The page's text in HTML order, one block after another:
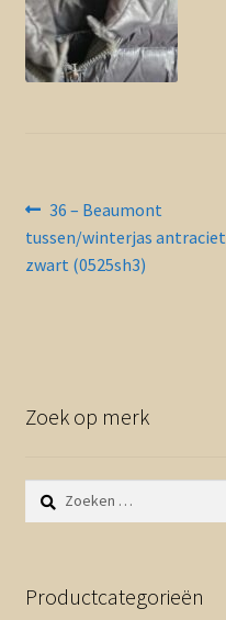
Bericht
navigatie
Vorig
bericht:
36 – Beaumont
tussen/winterjas antraciet
zwart (0525sh3)
Zoek op merk
Zoeken
naar:
Productcategorieën